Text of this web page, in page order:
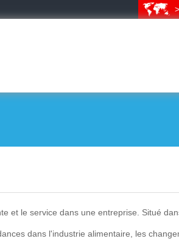
et le service dans une entreprise. Situé
dans l'industrie alimentaire, les